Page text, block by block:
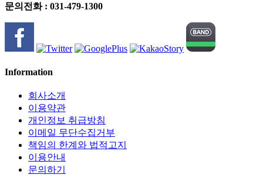
문의전화 : 031-479-1300
Information
회사소개
이용약관
개인정보 취급방침
이메일 무단수집거부
책임의 한계와 법적고지
이용안내
문의하기